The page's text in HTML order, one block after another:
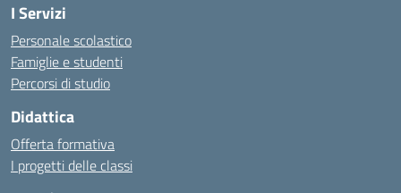
I Servizi
Personale scolastico
Famiglie e studenti
Percorsi di studio
Didattica
Offerta formativa
I progetti delle classi